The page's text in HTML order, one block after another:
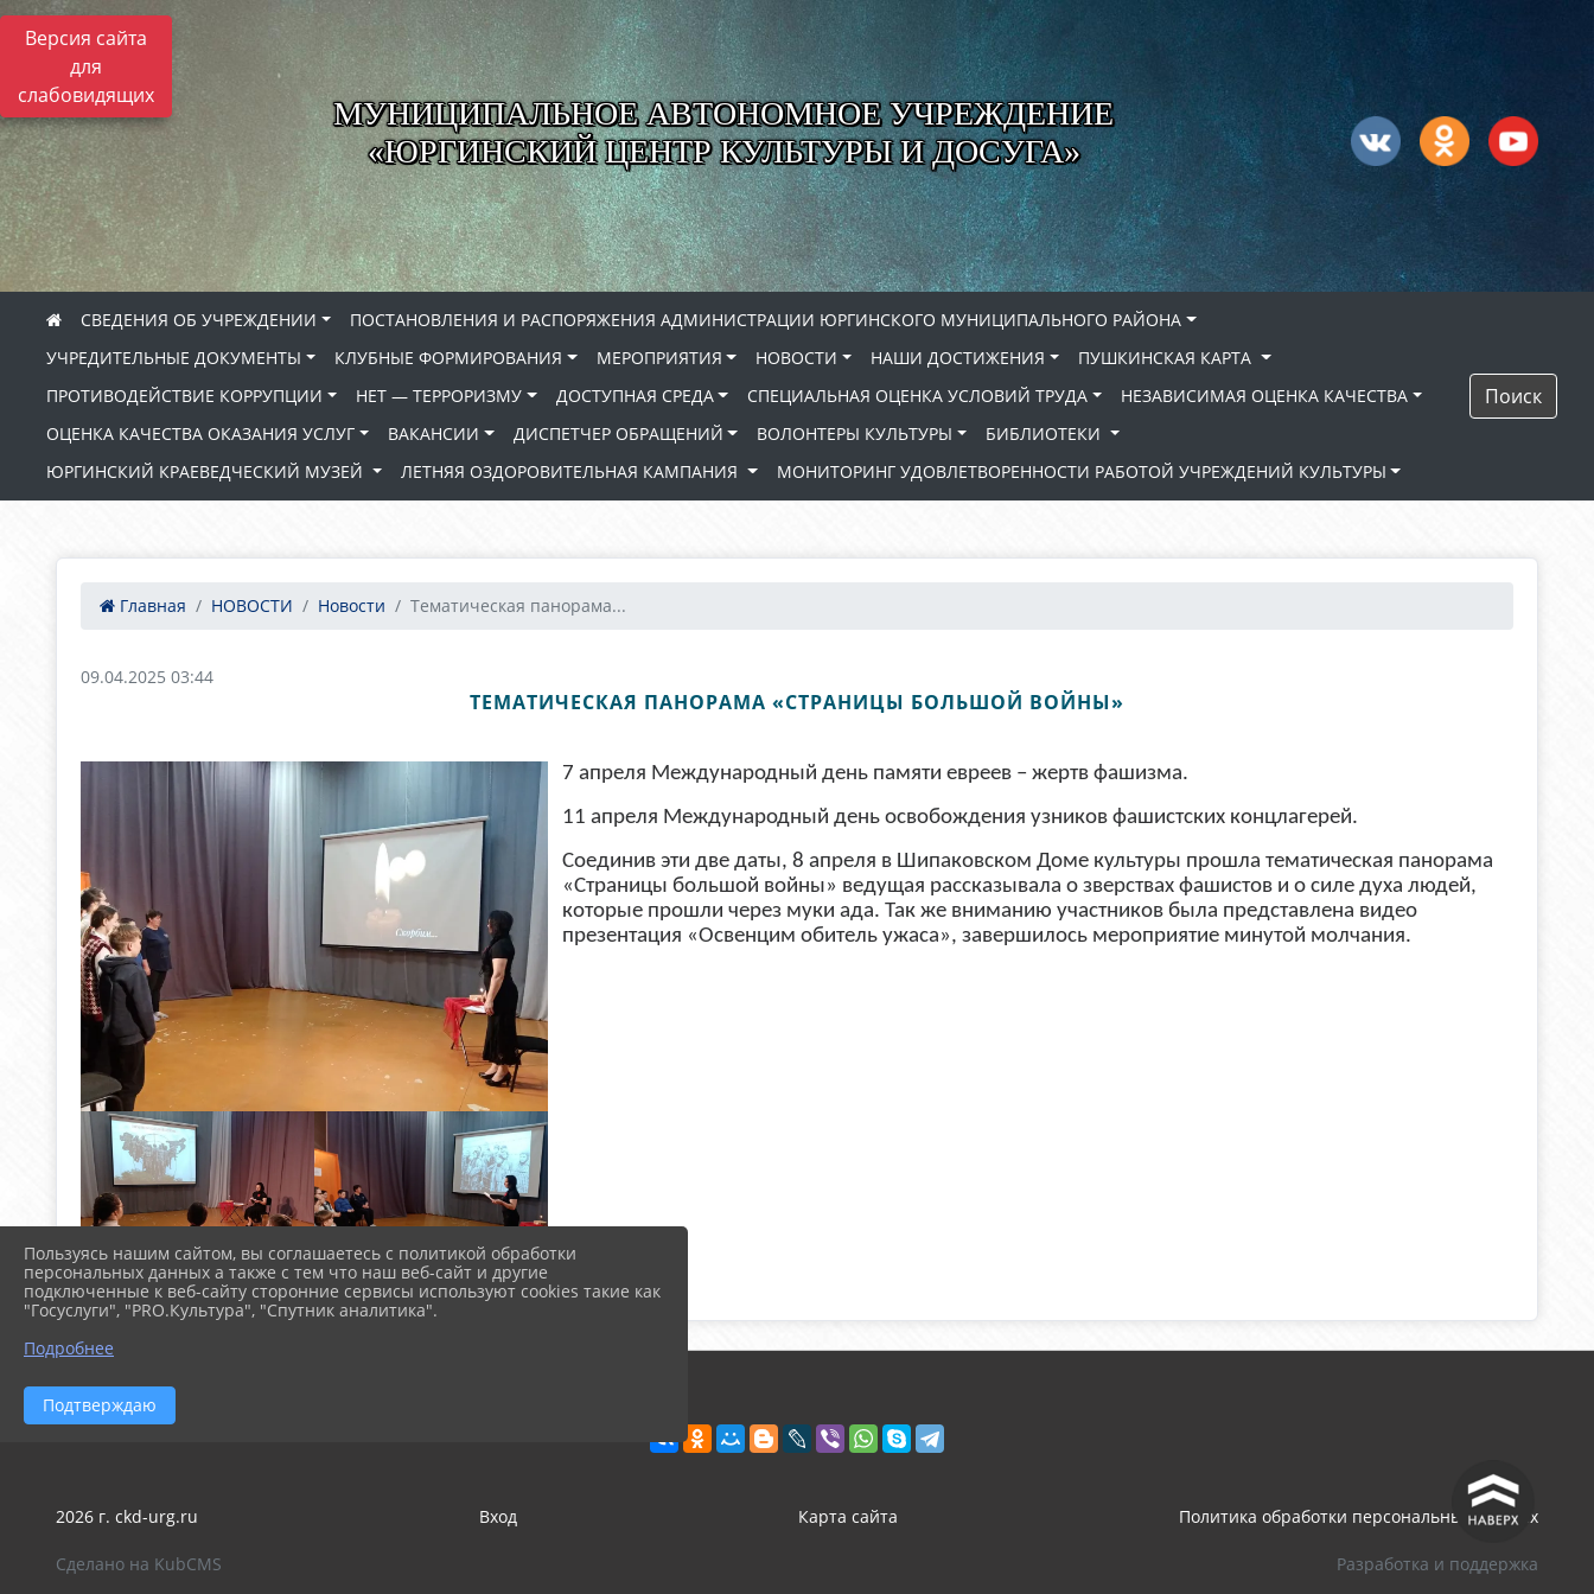
Версия сайта
для
слабовидящих
МУНИЦИПАЛЬНОЕ АВТОНОМНОЕ УЧРЕЖДЕНИЕ
«ЮРГИНСКИЙ ЦЕНТР КУЛЬТУРЫ И ДОСУГА»
СВЕДЕНИЯ ОБ УЧРЕЖДЕНИИ
ПОСТАНОВЛЕНИЯ И РАСПОРЯЖЕНИЯ АДМИНИСТРАЦИИ ЮРГИНСКОГО МУНИЦИПАЛЬНОГО РАЙОНА
УЧРЕДИТЕЛЬНЫЕ ДОКУМЕНТЫ
КЛУБНЫЕ ФОРМИРОВАНИЯ МЕРОПРИЯТИЯ НОВОСТИ НАШИ ДОСТИЖЕНИЯ
ПУШКИНСКАЯ КАРТА
ПРОТИВОДЕЙСТВИЕ КОРРУПЦИИ
НЕТ — ТЕРРОРИЗМУ ДОСТУПНАЯ СРЕДА СПЕЦИАЛЬНАЯ ОЦЕНКА УСЛОВИЙ ТРУДА
НЕЗАВИСИМАЯ ОЦЕНКА КАЧЕСТВА
ОЦЕНКА КАЧЕСТВА ОКАЗАНИЯ УСЛУГ
ВАКАНСИИ ДИСПЕТЧЕР ОБРАЩЕНИЙ ВОЛОНТЕРЫ КУЛЬТУРЫ
БИБЛИОТЕКИ
ЮРГИНСКИЙ КРАЕВЕДЧЕСКИЙ МУЗЕЙ
ЛЕТНЯЯ ОЗДОРОВИТЕЛЬНАЯ КАМПАНИЯ МОНИТОРИНГ УДОВЛЕТВОРЕННОСТИ РАБОТОЙ УЧРЕЖДЕНИЙ КУЛЬТУРЫ
Поиск
Главная НОВОСТИ Новости Тематическая панорама...
09.04.2025 03:44
ТЕМАТИЧЕСКАЯ ПАНОРАМА «СТРАНИЦЫ БОЛЬШОЙ ВОЙНЫ»
7 апреля Международный день памяти евреев – жертв фашизма.
11 апреля Международный день освобождения узников фашистских концлагерей.
Соединив эти две даты, 8 апреля в Шипаковском Доме культуры прошла тематическая панорама
«Страницы большой войны» ведущая рассказывала о зверствах фашистов и о силе духа людей,
которые прошли через муки ада. Так же вниманию участников была представлена видео
презентация «Освенцим обитель ужаса», завершилось мероприятие минутой молчания.
^
2026 г. ckd-urg.ru Вход Карта сайта Политика обработки персональных данных
Сделано на KubCMS Разработка и поддержка
Пользуясь нашим сайтом, вы соглашаетесь с политикой обработки
персональных данных а также с тем что наш веб-сайт и другие
подключенные к веб-сайту сторонние сервисы используют cookies такие как
"Госуслуги", "PRO.Культура", "Спутник аналитика".
Подробнее
Подтверждаю